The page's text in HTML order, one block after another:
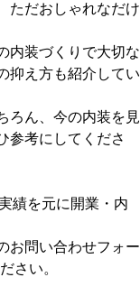
ただおしゃれなだけ
内装づくりで大切な
抑え方も紹介してい
ろん、今の内装を見
参考にしてくださ
績を元に開業・内
お問い合わせフォー
さい。